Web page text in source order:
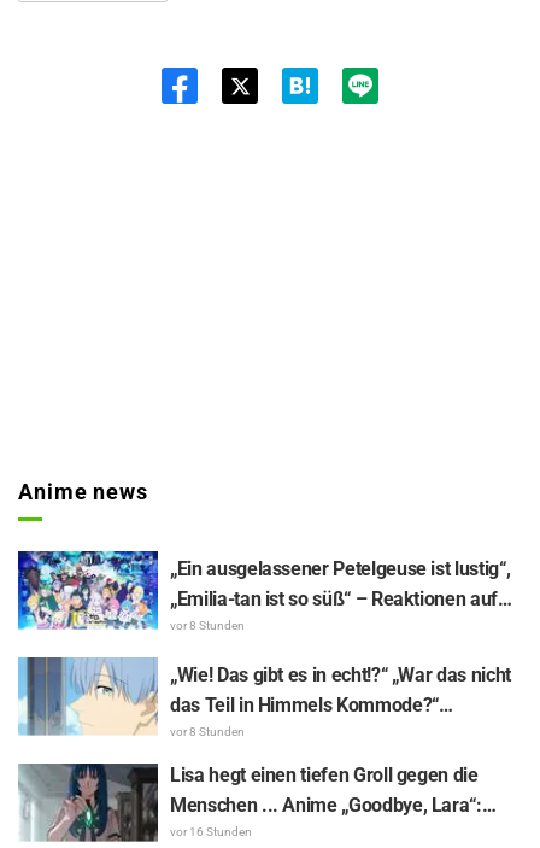
Anime news
„Ein ausgelassener Petelgeuse ist lustig“,
„Emilia-tan ist so süß“ – Reaktionen auf
das enthüllte Visuelle zum Event
Jubiläums von „Re:ZERO -Starting Life in
Another World-“
vor 8 Stunden
„Wie! Das gibt es in echt!?“ „War das nicht
das Teil in Himmels Kommode?“
Enthüllung des „Horns des Dunklen
Drachen“ aus Episode 1 von „Frieren –
Nach dem Ende der Reise“ versetzt Fans
in Erstaunen
vor 8 Stunden
Lisa hegt einen tiefen Groll gegen die
Menschen ... Anime „Goodbye, Lara“:
Synopsis und Vorab-Screenshots zu Folge
vor 16 Stunden